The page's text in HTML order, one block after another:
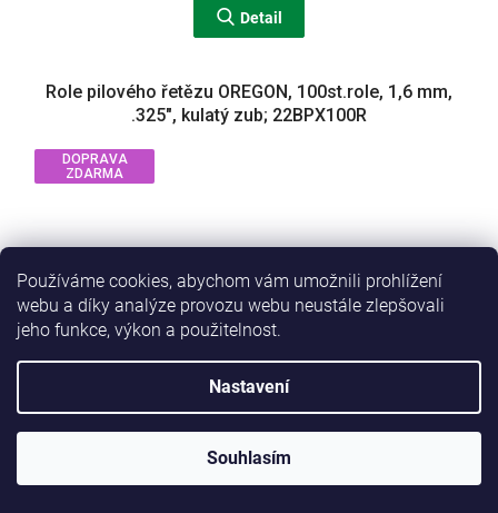
Používáme cookies, abychom vám umožnili prohlížení
webu a díky analýze provozu webu neustále zlepšovali
jeho funkce, výkon a použitelnost.
Nastavení
Souhlasím
Detail
DOPRAVA
ZDARMA
Role pilového řetězu OREGON, 100st.role, 1,6 mm,
.325", kulatý zub; 22BPX100R